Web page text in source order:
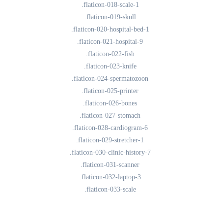
.flaticon-018-scale-1
.flaticon-019-skull
.flaticon-020-hospital-bed-1
.flaticon-021-hospital-9
.flaticon-022-fish
.flaticon-023-knife
.flaticon-024-spermatozoon
.flaticon-025-printer
.flaticon-026-bones
.flaticon-027-stomach
.flaticon-028-cardiogram-6
.flaticon-029-stretcher-1
.flaticon-030-clinic-history-7
.flaticon-031-scanner
.flaticon-032-laptop-3
.flaticon-033-scale